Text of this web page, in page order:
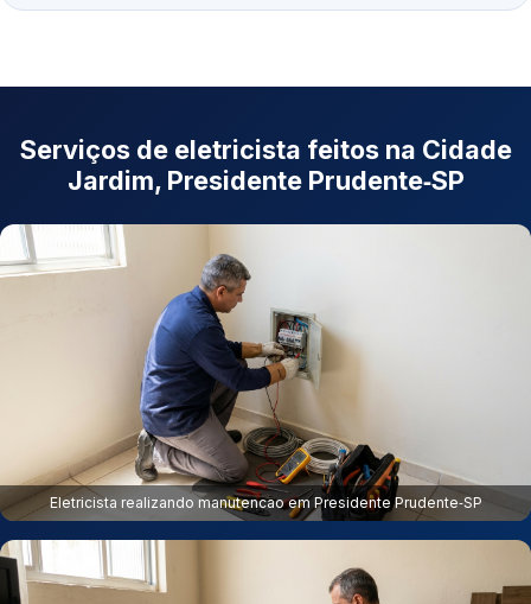
Serviços de eletricista feitos na Cidade
Jardim, Presidente Prudente‑SP
Eletricista realizando manutencao em Presidente Prudente‑SP